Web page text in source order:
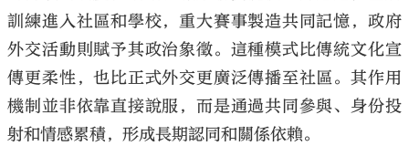
訓練進入社區和學校，重大賽事製造共同記憶，政府
外交活動則賦予其政治象徵。這種模式比傳統文化宣
傳更柔性，也比正式外交更廣泛傳播至社區。其作用
機制並非依靠直接說服，而是通過共同參與、身份投
射和情感累積，形成長期認同和關係依賴。